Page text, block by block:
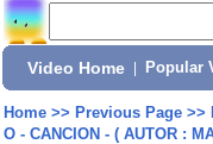
Video Home Popular
Home>> Previous Page>>
O - CANCION - ( AUTOR :